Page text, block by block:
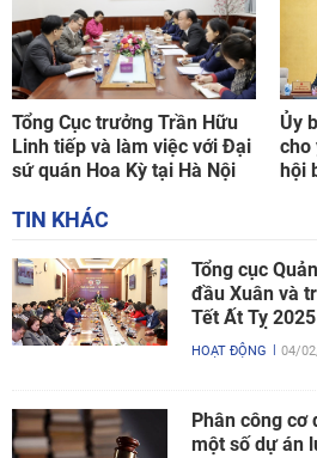
Tổng Cục trưởng Trần Hữu
Linh tiếp và làm việc với Đại
sứ quán Hoa Kỳ tại Hà Nội
Ủy
cho
hội
TIN KHÁC
Tổng cục
đầu Xuân và
Tết Ất Tỵ 2025
HOẠT ĐỘNG 04/
Phân công
một số dự án